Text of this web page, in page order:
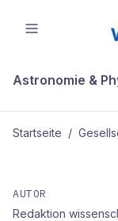
Astronomie &
Startseite /
Gene für alle
AUTOR
Redaktion